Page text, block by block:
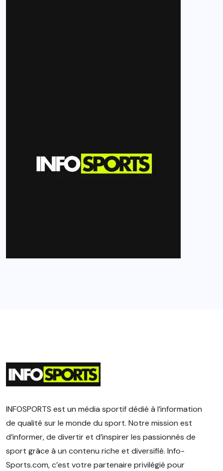
INFOSPORTS est un média sportif dédié à l’information
de qualité sur le monde du sport. Notre mission est
d’informer, de divertir et d’inspirer les passionnés de
sport grâce à un contenu riche et diversifié. Info-
Sports.com, c’est votre partenaire privilégié pour